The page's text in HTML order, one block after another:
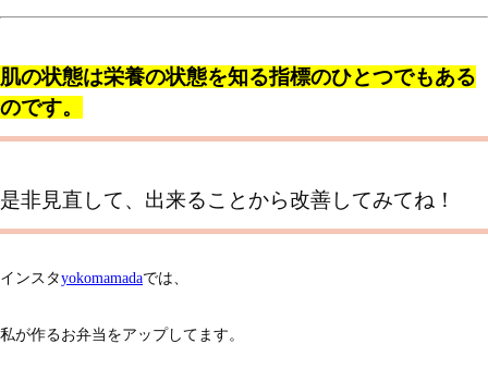
肌の状態は栄養の状態を知る指標のひとつでもある
のです。
是非見直して、出来ることから改善してみてね！
インスタyokomamadaでは、
私が作るお弁当をアップしてます。